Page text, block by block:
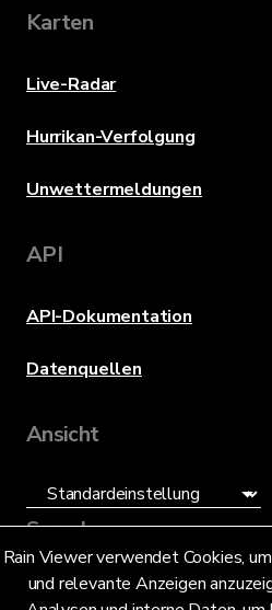
Rain Viewer verwendet Cookies,
und relevante Anzeigen
Karten
Live-Radar
Hurrikan-Verfolgung
Unwettermeldungen
API
API-Dokumentation
Datenquellen
Ansicht
Sprache
Deutsch (DE)